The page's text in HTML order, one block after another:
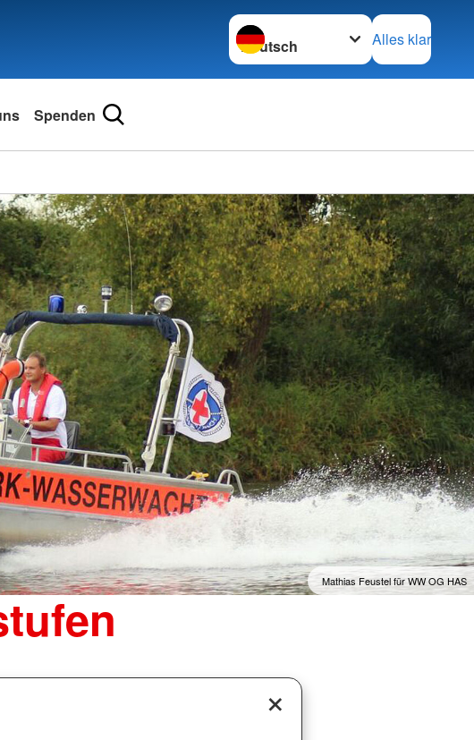
Sprache wechseln zu
Alles klar
Spenden
Mathias Feustel für WW OG HAS